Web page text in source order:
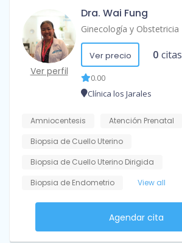
Ver perfil
Dra. Wai Fung
Ginecología y Obstetricia
Ver precio 0 citas
0.00
Clínica los Jarales
Amniocentesis
Atención Prenatal
Biopsia de Cuello Uterino
Biopsia de Cuello Uterino Dirigida
Biopsia de Endometrio
View all
Agendar cita